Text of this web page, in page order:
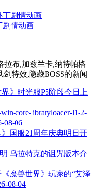
剧情动画
拉布,加兹兰卡,纳特帕格
特效,隐藏BOSS的新闻
》时光服P5阶段今日上
core-libraryloader-l1-2-
08-06
国服21周年庆典明日开
乌拉特克的诅咒版本介
魔兽世界》玩家的“艾泽
08-04